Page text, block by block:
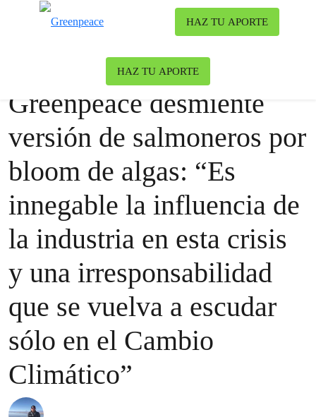
HAZ TU APORTE
HAZ TU APORTE
Oceanos | Uncategorized
Greenpeace desmiente
versión de salmoneros por
bloom de algas: “Es
innegable la influencia de
la industria en esta crisis
y una irresponsabilidad
que se vuelva a escudar
sólo en el Cambio
Climático”